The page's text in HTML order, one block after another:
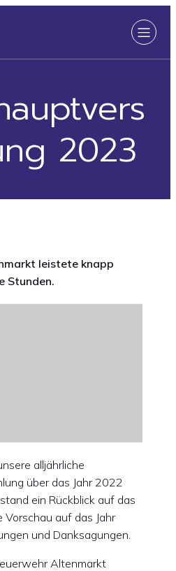
2023
leistete knapp
Stunden.
alljährliche
über das Jahr 2022
ein Rückblick auf das
Vorschau auf das Jahr
und Danksagungen.
Altenmarkt